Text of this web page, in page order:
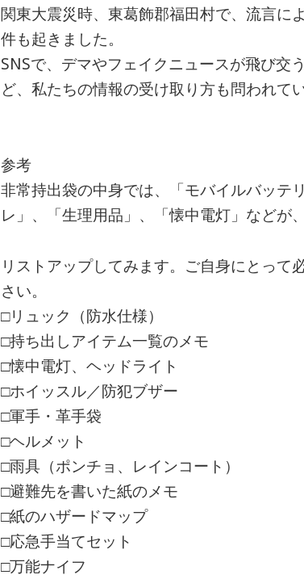
関東大震災時、東葛飾郡福田村で、流言に
件も起きました。
SNSで、デマやフェイクニュースが飛び交
ど、私たちの情報の受け取り方も問われてい
参考
非常持出袋の中身では、「モバイルバッテ
レ」、「生理用品」、「懐中電灯」などが
リストアップしてみます。ご自身にとって
さい。
□リュック（防水仕様）
□持ち出しアイテム一覧のメモ
□懐中電灯、ヘッドライト
□ホイッスル／防犯ブザー
□軍手・革手袋
□ヘルメット
□雨具（ポンチョ、レインコート）
□避難先を書いた紙のメモ
□紙のハザードマップ
□応急手当てセット
□万能ナイフ